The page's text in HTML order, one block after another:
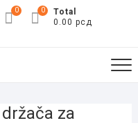
0
Total
0.00 рсд
0
za